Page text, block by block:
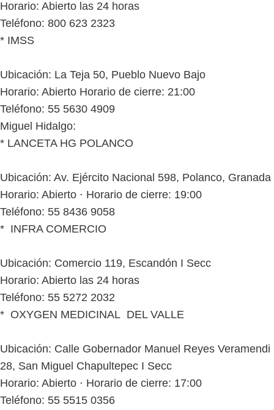
Horario: Abierto las 24 horas
Teléfono: 800 623 2323
* IMSS
Ubicación: La Teja 50, Pueblo Nuevo Bajo
Horario: Abierto Horario de cierre: 21:00
Teléfono: 55 5630 4909
Miguel Hidalgo:
* LANCETA HG POLANCO
Ubicación: Av. Ejército Nacional 598, Polanco, Granada
Horario: Abierto ⋅ Horario de cierre: 19:00
Teléfono: 55 8436 9058
* INFRA COMERCIO
Ubicación: Comercio 119, Escandón I Secc
Horario: Abierto las 24 horas
Teléfono: 55 5272 2032
* OXYGEN MEDICINAL DEL VALLE
Ubicación: Calle Gobernador Manuel Reyes Veramendi
28, San Miguel Chapultepec I Secc
Horario: Abierto ⋅ Horario de cierre: 17:00
Teléfono: 55 5515 0356